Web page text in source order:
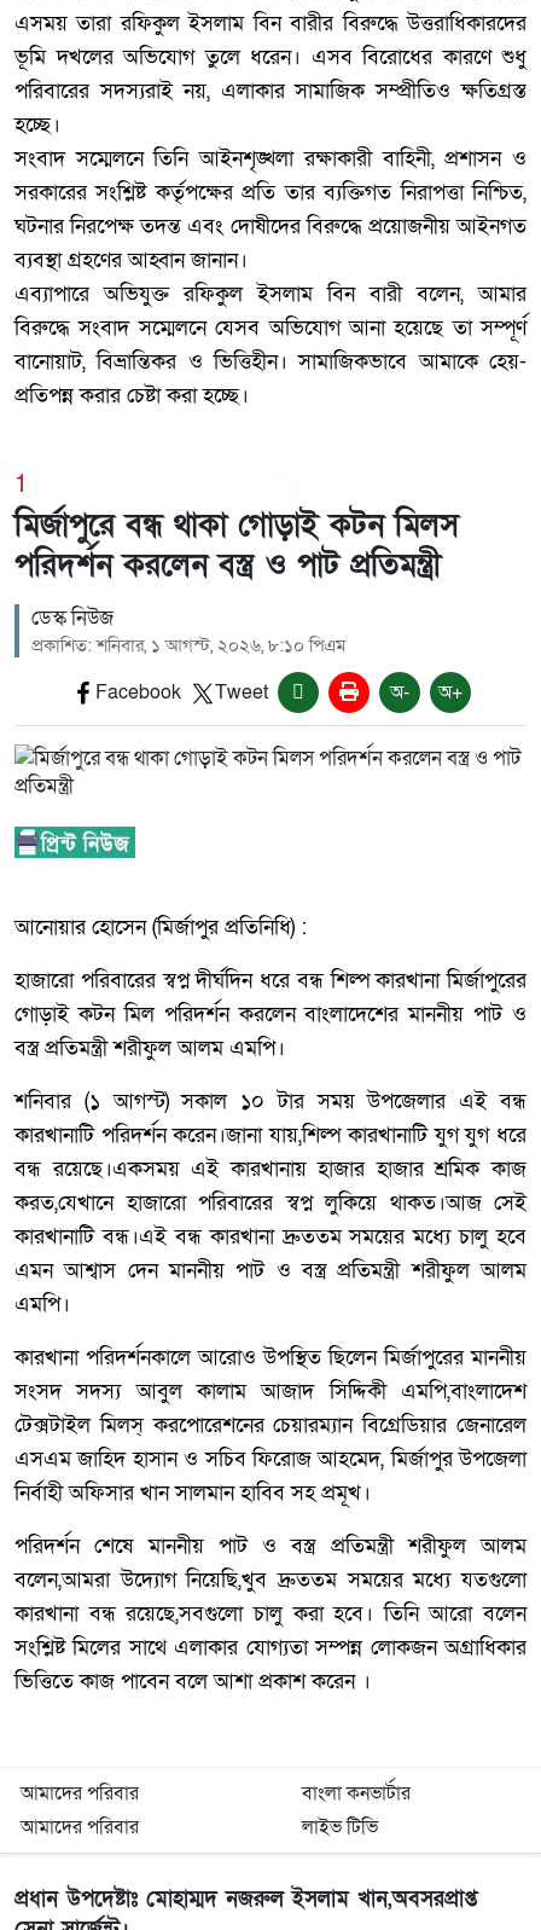
এসময় তারা রফিকুল ইসলাম বিন বারীর বিরুদ্ধে উত্তরাধিকারদের
ভূমি দখলের অভিযোগ তুলে ধরেন। এসব বিরোধের কারণে শুধু
পরিবারের সদস্যরাই নয়, এলাকার সামাজিক সম্প্রীতিও ক্ষতিগ্রস্ত
হচ্ছে।
‎সংবাদ সম্মেলনে তিনি আইনশৃঙ্খলা রক্ষাকারী বাহিনী, প্রশাসন ও
সরকারের সংশ্লিষ্ট কর্তৃপক্ষের প্রতি তার ব্যক্তিগত নিরাপত্তা নিশ্চিত,
ঘটনার নিরপেক্ষ তদন্ত এবং দোষীদের বিরুদ্ধে প্রয়োজনীয় আইনগত
ব্যবস্থা গ্রহণের আহ্বান জানান।
‎এব্যাপারে অভিযুক্ত রফিকুল ইসলাম বিন বারী বলেন, আমার
বিরুদ্ধে সংবাদ সম্মেলনে যেসব অভিযোগ আনা হয়েছে তা সম্পূর্ণ
বানোয়াট, বিভ্রান্তিকর ও ভিত্তিহীন। সামাজিকভাবে আমাকে হেয়-
প্রতিপন্ন করার চেষ্টা করা হচ্ছে।
1
মির্জাপুরে বন্ধ থাকা গোড়াই কটন মিলস
পরিদর্শন করলেন বস্ত্র ও পাট প্রতিমন্ত্রী
ডেস্ক নিউজ
প্রকাশিত: শনিবার, ১ আগস্ট, ২০২৬, ৮:১০ পিএম
Facebook Tweet অ- অ+
আনোয়ার হোসেন (মির্জাপুর প্রতিনিধি) :
হাজারো পরিবারের স্বপ্ন দীর্ঘদিন ধরে বন্ধ শিল্প কারখানা মির্জাপুরের
গোড়াই কটন মিল পরিদর্শন করলেন বাংলাদেশের মাননীয় পাট ও
বস্ত্র প্রতিমন্ত্রী শরীফুল আলম এমপি।
শনিবার (১ আগস্ট) সকাল ১০ টার সময় উপজেলার এই বন্ধ
কারখানাটি পরিদর্শন করেন।জানা যায়,শিল্প কারখানাটি যুগ যুগ ধরে
বন্ধ রয়েছে।একসময় এই কারখানায় হাজার হাজার শ্রমিক কাজ
করত,যেখানে হাজারো পরিবারের স্বপ্ন লুকিয়ে থাকত।আজ সেই
কারখানাটি বন্ধ।এই বন্ধ কারখানা দ্রুততম সময়ের মধ্যে চালু হবে
এমন আশ্বাস দেন মাননীয় পাট ও বস্ত্র প্রতিমন্ত্রী শরীফুল আলম
এমপি।
কারখানা পরিদর্শনকালে আরোও উপস্থিত ছিলেন মির্জাপুরের মাননীয়
সংসদ সদস্য আবুল কালাম আজাদ সিদ্দিকী এমপি,বাংলাদেশ
টেক্সটাইল মিলস্ করপোরেশনের চেয়ারম্যান বিগ্রেডিয়ার জেনারেল
এসএম জাহিদ হাসান ও সচিব ফিরোজ আহমেদ, মির্জাপুর উপজেলা
নির্বাহী অফিসার খান সালমান হাবিব সহ প্রমূখ।
পরিদর্শন শেষে মাননীয় পাট ও বস্ত্র প্রতিমন্ত্রী শরীফুল আলম
বলেন,আমরা উদ্যোগ নিয়েছি,খুব দ্রুততম সময়ের মধ্যে যতগুলো
কারখানা বন্ধ রয়েছে,সবগুলো চালু করা হবে। তিনি আরো বলেন
সংশ্লিষ্ট মিলের সাথে এলাকার যোগ্যতা সম্পন্ন লোকজন অগ্রাধিকার
ভিত্তিতে কাজ পাবেন বলে আশা প্রকাশ করেন ।
আমাদের পরিবার
বাংলা কনভার্টার
আমাদের পরিবার
লাইভ টিভি
প্রধান উপদেষ্টাঃ মোহাম্মদ নজরুল ইসলাম খান,অবসরপ্রাপ্ত